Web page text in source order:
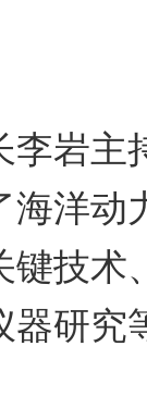
岩主
海洋动
键技术
器研究